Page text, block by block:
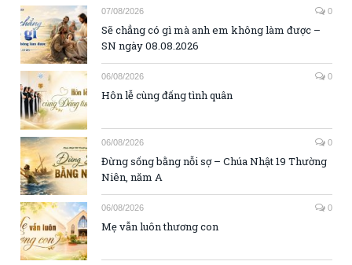
07/08/2026 0
Sẽ chẳng có gì mà anh em không làm được –
SN ngày 08.08.2026
06/08/2026 0
Hôn lễ cùng đấng tình quân
06/08/2026 0
Đừng sống bằng nỗi sợ – Chúa Nhật 19 Thường
Niên, năm A
06/08/2026 0
Mẹ vẫn luôn thương con